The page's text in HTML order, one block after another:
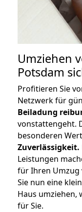
Umziehen
Potsdam
Profitieren Sie
Netzwerk für
Beiladung
vonstattengeht.
besonderen
Zuverlässigkeit.
Leistungen
für Ihren Umzug
Sie nun eine
Haus umziehen,
für Sie.